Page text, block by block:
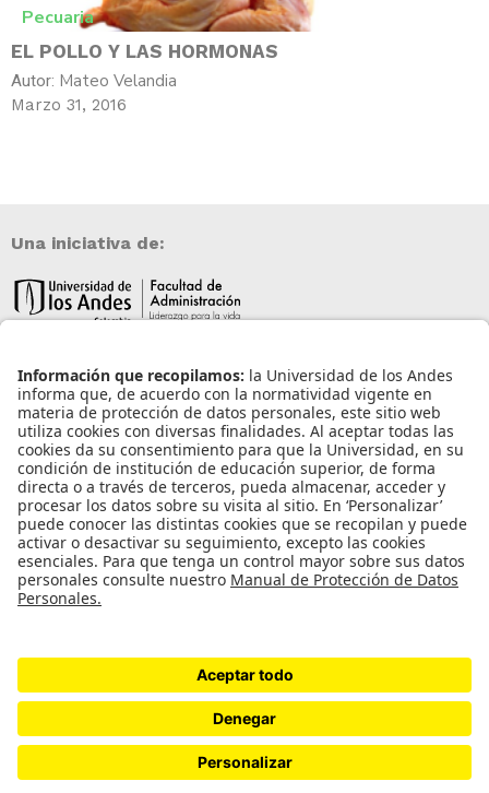
Pecuaria
EL POLLO Y LAS HORMONAS
Autor: Mateo Velandia
Marzo 31, 2016
Una iniciativa de:
Información de contacto
info@aneia.edu.co
Bogotá, Colombia
Enlaces de interés
Iniciar sesión
Política de tratamiento de datos personales
Contacto
Universidad de los Andes | Vigilada Mineducación
Reconocimiento como Universidad: Decreto 1297 del 30 de mayo de 1964.
Reconocimiento personería jurídica: Resolución 28 del 23 de febrero de 1949
©2023 ANEIA – Universidad de Los Andes.
Diseño y desarrollo por PixelPro